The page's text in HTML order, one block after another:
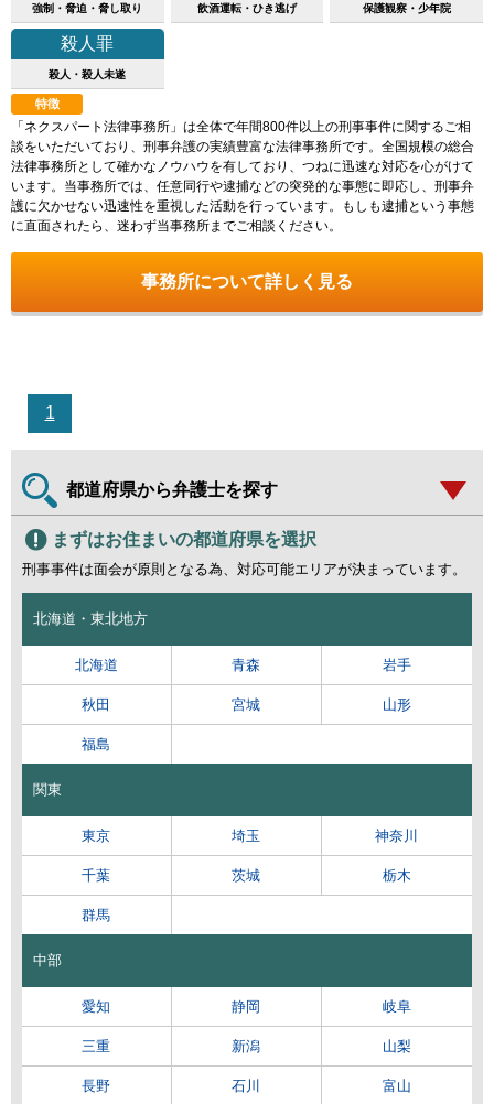
強制・脅迫・脅し取り 飲酒運転・ひき逃げ 保護観察・少年院
殺人罪
殺人・殺人未遂
特徴
「ネクスパート法律事務所」は全体で年間800件以上の刑事事件に関するご相
談をいただいており、刑事弁護の実績豊富な法律事務所です。全国規模の総合
法律事務所として確かなノウハウを有しており、つねに迅速な対応を心がけて
います。当事務所では、任意同行や逮捕などの突発的な事態に即応し、刑事弁
護に欠かせない迅速性を重視した活動を行っています。もしも逮捕という事態
に直面されたら、迷わず当事務所までご相談ください。
事務所について詳しく見る
1
都道府県から弁護士を探す
まずはお住まいの都道府県を選択
刑事事件は面会が原則となる為、対応可能エリアが決まっています。
北海道・東北地方
北海道 青森 岩手
秋田 宮城 山形
福島
関東
東京 埼玉 神奈川
千葉 茨城 栃木
群馬
中部
愛知 静岡 岐阜
三重 新潟 山梨
長野 石川 富山